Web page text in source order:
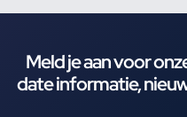
Meld je aan voor
date informatie,